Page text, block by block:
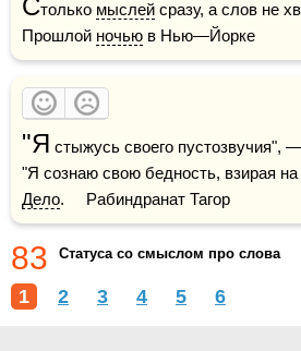
Столько мыслей сразу, а слов не
Прошлой ночью в Нью—Йорке
"Я стыжусь своего пустозвучия",
Дело.     Рабиндранат Тагор
83 Статуса со смыслом про слова
1 2 3 4 5 6